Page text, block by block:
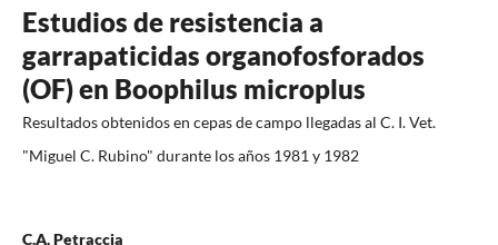
Estudios de resistencia a
garrapaticidas organofosforados
(OF) en Boophilus microplus
Resultados obtenidos en cepas de campo llegadas al C. I. Vet.
"Miguel C. Rubino" durante los años 1981 y 1982
C.A. Petraccia